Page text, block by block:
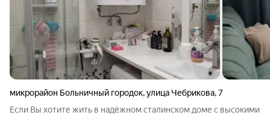
микрорайон Больничный городок,улица Чебрикова,7
Если Вы хотите жить в надёжном сталинском доме с высокими